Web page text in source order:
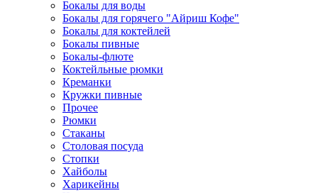
Бокалы для воды
Бокалы для горячего "Айриш Кофе"
Бокалы для коктейлей
Бокалы пивные
Бокалы-флюте
Коктейльные рюмки
Креманки
Кружки пивные
Прочее
Рюмки
Стаканы
Столовая посуда
Стопки
Хайболы
Харикейны